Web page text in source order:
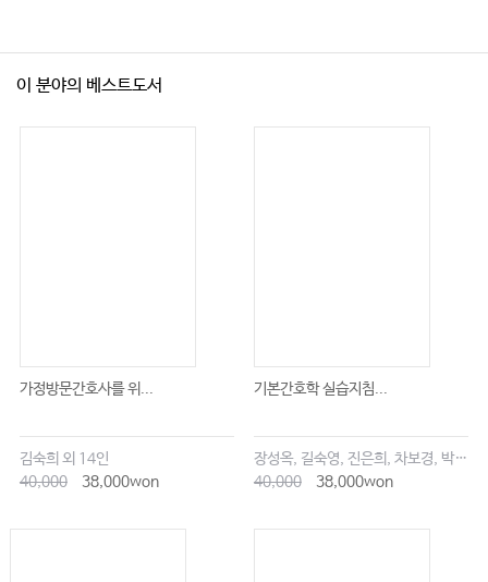
이 분야의 베스트도서
가정방문간호사를 위...
김숙희 외 14인
40,000
38,000won
기본간호학 실습지침...
장성옥, 길숙영, 진은희, 차보경, 박창승, 김영희, 임세현, 김은재, 이해랑
40,000
38,000won